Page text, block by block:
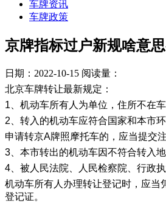
车牌资讯
车牌政策
京牌指标过户新规啥意
日期：2022-10-15 阅读量：
北京车牌转让最新规定：
1、机动车所有人为单位，住所不在
2、转入的机动车应符合国家和本市
申请转京A牌照摩托车的，应当提交
3、本市转出的机动车因不符合转入
4、被人民法院、人民检察院、行政
机动车所有人办理转让登记时，应当
登记证。